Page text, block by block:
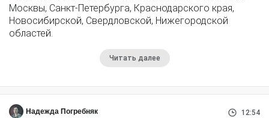
Москвы, Санкт-Петербурга, Краснодарского края,
Новосибирской, Свердловской, Нижегородской
областей.
Читать далее
Надежда Погребняк 12:54